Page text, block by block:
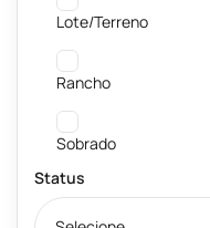
Lote/Terreno
Rancho
Sobrado
Status